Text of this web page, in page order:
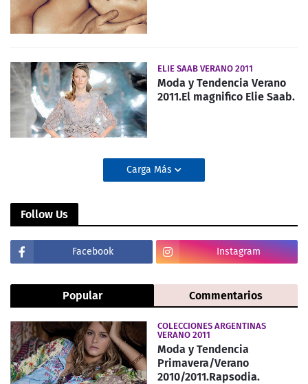
ELIE SAAB VERANO 2011
Moda y Tendencia Verano
2011.El magnifico Elie Saab.
Carga Más
Follow Us
Facebook Instagram
Popular Commentarios
COLECCIONES ARGENTINAS
VERANO 2011
Moda y Tendencia
Primavera/Verano
2010/2011.Rapsodia.